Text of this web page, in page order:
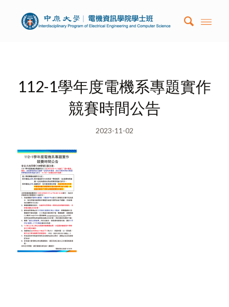
112-1學年度電機系專題實作
競賽時間公告
2023-11-02